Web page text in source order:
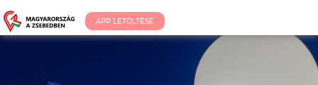
APP LETÖLTÉSE